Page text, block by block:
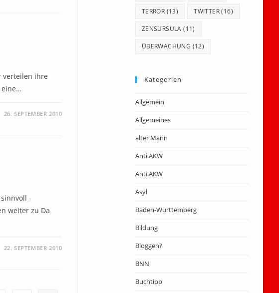
verteilen ihre
eine…
26. SEPTEMBER 2010
-
weiter zu Da
22. SEPTEMBER 2010
TERROR (13) TWITTER(16)
ZENSURSULA (11)
ÜBERWACHUNG (12)
Kategorien
Allgemein
Allgemeines
alter Mann
Anti.AKW
Anti.AKW
Asyl
Baden-Württemberg
Bildung
Bloggen?
BNN
Buchtipp